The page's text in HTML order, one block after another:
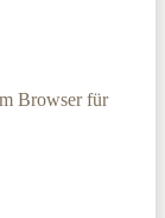
Browser für